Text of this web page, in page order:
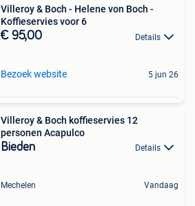
Villeroy & Boch - Helene von Boch -
Koffieservies voor 6
€ 95,00 Details
Bezoek website 5 jun 26
Villeroy & Boch koffieservies 12
personen Acapulco
Bieden Details
Mechelen Vandaag